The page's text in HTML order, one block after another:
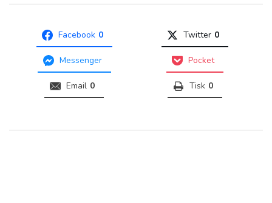
Facebook 0 Twitter 0
Messenger Pocket
Email 0 Tisk 0